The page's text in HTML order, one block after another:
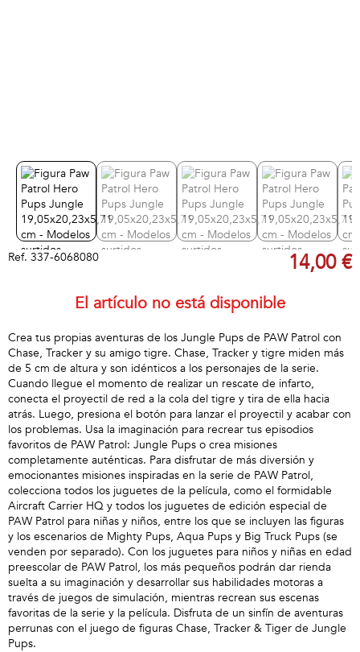
Ref. 337-6068080 14,00 €
El artículo no está disponible
Crea tus propias aventuras de los Jungle Pups de PAW Patrol con
Chase, Tracker y su amigo tigre. Chase, Tracker y tigre miden más
de 5 cm de altura y son idénticos a los personajes de la serie.
Cuando llegue el momento de realizar un rescate de infarto,
conecta el proyectil de red a la cola del tigre y tira de ella hacia
atrás. Luego, presiona el botón para lanzar el proyectil y acabar con
los problemas. Usa la imaginación para recrear tus episodios
favoritos de PAW Patrol: Jungle Pups o crea misiones
completamente auténticas. Para disfrutar de más diversión y
emocionantes misiones inspiradas en la serie de PAW Patrol,
colecciona todos los juguetes de la película, como el formidable
Aircraft Carrier HQ y todos los juguetes de edición especial de
PAW Patrol para niñas y niños, entre los que se incluyen las figuras
y los escenarios de Mighty Pups, Aqua Pups y Big Truck Pups (se
venden por separado). Con los juguetes para niños y niñas en edad
preescolar de PAW Patrol, los más pequeños podrán dar rienda
suelta a su imaginación y desarrollar sus habilidades motoras a
través de juegos de simulación, mientras recrean sus escenas
favoritas de la serie y la película. Disfruta de un sinfín de aventuras
perrunas con el juego de figuras Chase, Tracker & Tiger de Jungle
Pups.